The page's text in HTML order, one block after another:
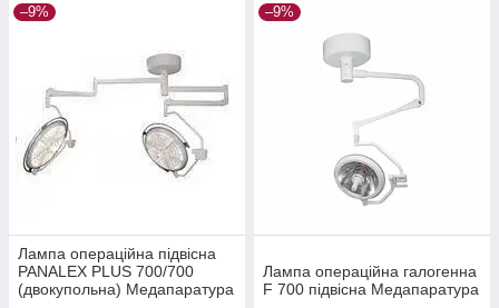
–9%
Лампа операційна підвісна
PANALEX PLUS 700/700
(двокупольна) Медапаратура
–9%
Лампа операційна галогенна
F 700 підвісна Медапаратура